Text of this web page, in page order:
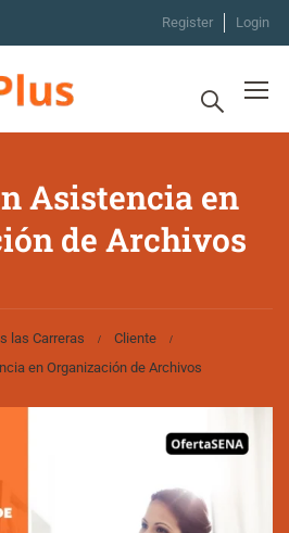
Register Login
Asistencia en
de Archivos
las Carreras
Cliente
en Organización de Archivos